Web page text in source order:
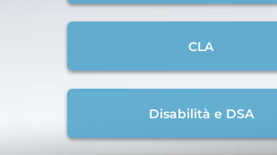
CLA
Disabilità e DSA